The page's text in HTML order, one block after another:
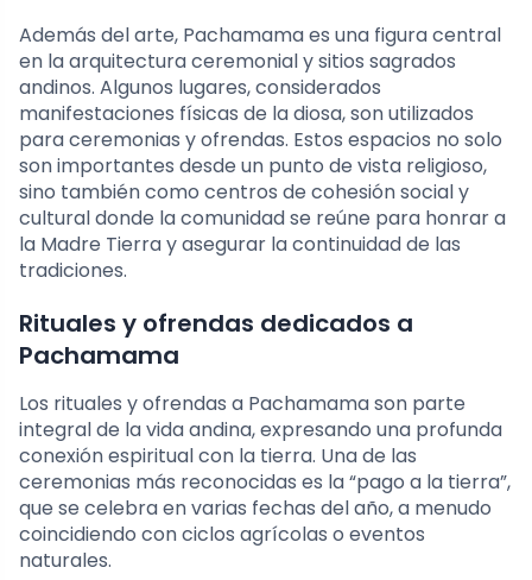
Además del arte, Pachamama es una figura central
en la arquitectura ceremonial y sitios sagrados
andinos. Algunos lugares, considerados
manifestaciones físicas de la diosa, son utilizados
para ceremonias y ofrendas. Estos espacios no solo
son importantes desde un punto de vista religioso,
sino también como centros de cohesión social y
cultural donde la comunidad se reúne para honrar a
la Madre Tierra y asegurar la continuidad de las
tradiciones.
Rituales y ofrendas dedicados a
Pachamama
Los rituales y ofrendas a Pachamama son parte
integral de la vida andina, expresando una profunda
conexión espiritual con la tierra. Una de las
ceremonias más reconocidas es la “pago a la tierra”,
que se celebra en varias fechas del año, a menudo
coincidiendo con ciclos agrícolas o eventos
naturales.